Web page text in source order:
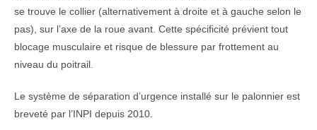
se trouve le collier (alternativement à droite et à gauche selon le
pas), sur l’axe de la roue avant. Cette spécificité prévient tout
blocage musculaire et risque de blessure par frottement au
niveau du poitrail.
Le système de séparation d’urgence installé sur le palonnier est
breveté par l’INPI depuis 2010.